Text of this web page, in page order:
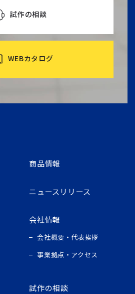
試作の相談
WEBカタログ
商品情報
ニュースリリース
会社情報
会社概要・代表挨拶
事業拠点・アクセス
試作の相談